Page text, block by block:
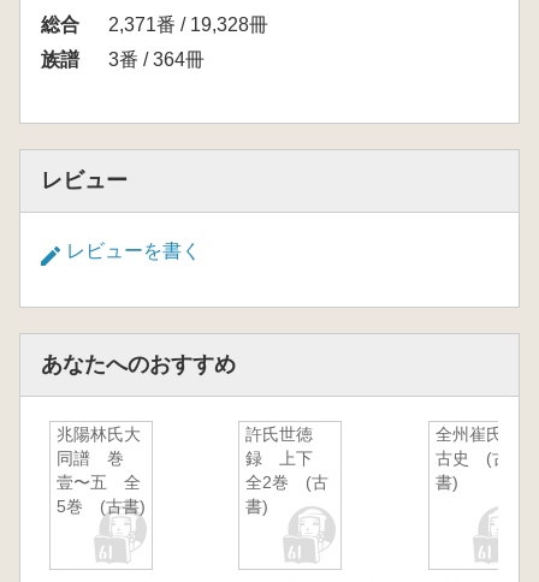
総合
2,371番 / 19,328冊
族譜
3番 / 364冊
レビュー
レビューを書く
あなたへのおすすめ
兆陽林氏大
同譜 巻
壹〜五 全
5巻 (古書)
許氏世徳
録 上下
全2巻 (古
書)
全州崔氏上
古史 (古
書)